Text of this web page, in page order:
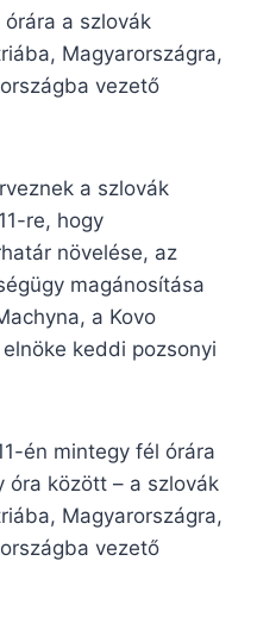
a szlovák
Magyarországra,
vezető
a szlovák
re, hogy
növelése, az
magánosítása
a Kovo
keddi pozsonyi
én mintegy fél órára
óra között – a szlovák
Magyarországra,
vezető